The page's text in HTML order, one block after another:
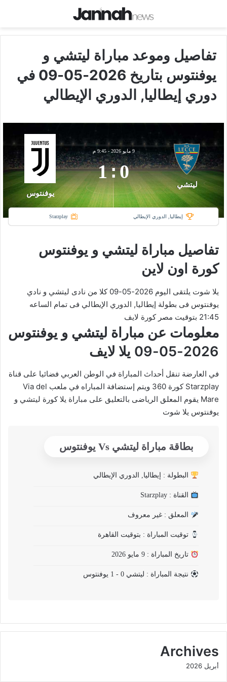
تفاصيل وموعد مباراة ليتشي و
يوفنتوس بتاريخ 2026-05-09 في
دوري إيطاليا, الدوري الإيطالي
ليتشي
9 مايو 2026 -9:45 م
0
:
1
يوفنتوس
إيطاليا, الدوري الإيطالي Starzplay
تفاصيل مباراة ليتشي و يوفنتوس
كورة اون لاين
يلا شوت يلتقى اليوم 2026-05-09 كلا من نادى ليتشي و نادي
يوفنتوس فى بطولة إيطاليا, الدوري الإيطالي فى تمام الساعه
21:45 بتوقيت مصر كورة لايف
معلومات عن مباراة ليتشي و يوفنتوس
2026-05-09 يلا لايف
في العارضة تنقل أحداث المباراة في الوطن العربي فضائيا على قناة
Starzplay كورة 360 ويتم إستضافة المباراه في ملعب Via del
Mare يقوم المعلق الرياضى بالتعليق على مباراة يلا كورة ليتشي و
يوفنتوس يلا شوت
بطاقة مباراة ليتشي Vs يوفنتوس
البطولة : إيطاليا, الدوري الإيطالي
القناة : Starzplay
المعلق : غير معروف
توقيت المباراة : بتوقيت القاهرة
تاريخ المباراة : 9 مايو 2026
نتيجة المباراة : ليتشي 0 - 1 يوفنتوس
Archives
أبريل 2026